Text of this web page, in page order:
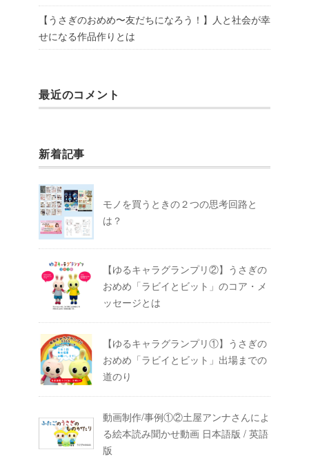
【うさぎのおめめ〜友だちになろう！】人と社会が幸
せになる作品作りとは
最近のコメント
新着記事
モノを買うときの２つの思考回路と
は？
【ゆるキャラグランプリ②】うさぎの
おめめ「ラビイとビット」のコア・メ
ッセージとは
【ゆるキャラグランプリ①】うさぎの
おめめ「ラビイとビット」出場までの
道のり
動画制作/事例①②土屋アンナさんによ
る絵本読み聞かせ動画 日本語版 / 英語
版